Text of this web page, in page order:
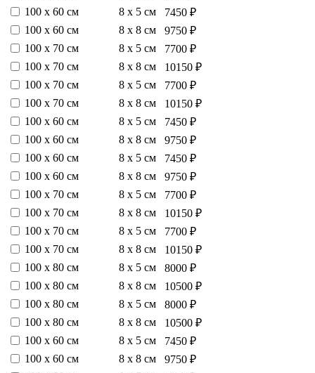
100 х 60 см
8 х 5 см
7450 ₽
100 х 60 см
8 х 8 см
9750 ₽
100 х 70 см
8 х 5 см
7700 ₽
100 х 70 см
8 х 8 см
10150 ₽
100 х 70 см
8 х 5 см
7700 ₽
100 х 70 см
8 х 8 см
10150 ₽
100 х 60 см
8 х 5 см
7450 ₽
100 х 60 см
8 х 8 см
9750 ₽
100 х 60 см
8 х 5 см
7450 ₽
100 х 60 см
8 х 8 см
9750 ₽
100 х 70 см
8 х 5 см
7700 ₽
100 х 70 см
8 х 8 см
10150 ₽
100 х 70 см
8 х 5 см
7700 ₽
100 х 70 см
8 х 8 см
10150 ₽
100 х 80 см
8 х 5 см
8000 ₽
100 х 80 см
8 х 8 см
10500 ₽
100 х 80 см
8 х 5 см
8000 ₽
100 х 80 см
8 х 8 см
10500 ₽
100 х 60 см
8 х 5 см
7450 ₽
100 х 60 см
8 х 8 см
9750 ₽